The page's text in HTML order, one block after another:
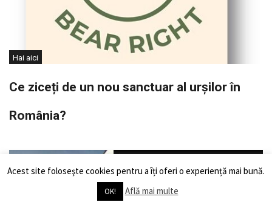
Hai aici
Ce ziceți de un nou sanctuar al urșilor în
România?
Acest site foloseşte cookies pentru a îți oferi o experiență mai bună.
OK! Află mai multe